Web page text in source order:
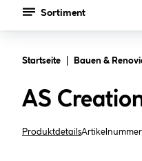
Sortiment
Startseite Bauen &
AS
Produktdetails